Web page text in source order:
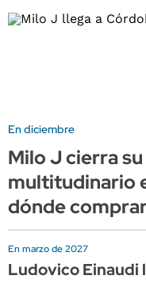
En diciembre
Milo J cierra
multitudinario
dónde
En marzo de 2027
Ludovico Einaudi